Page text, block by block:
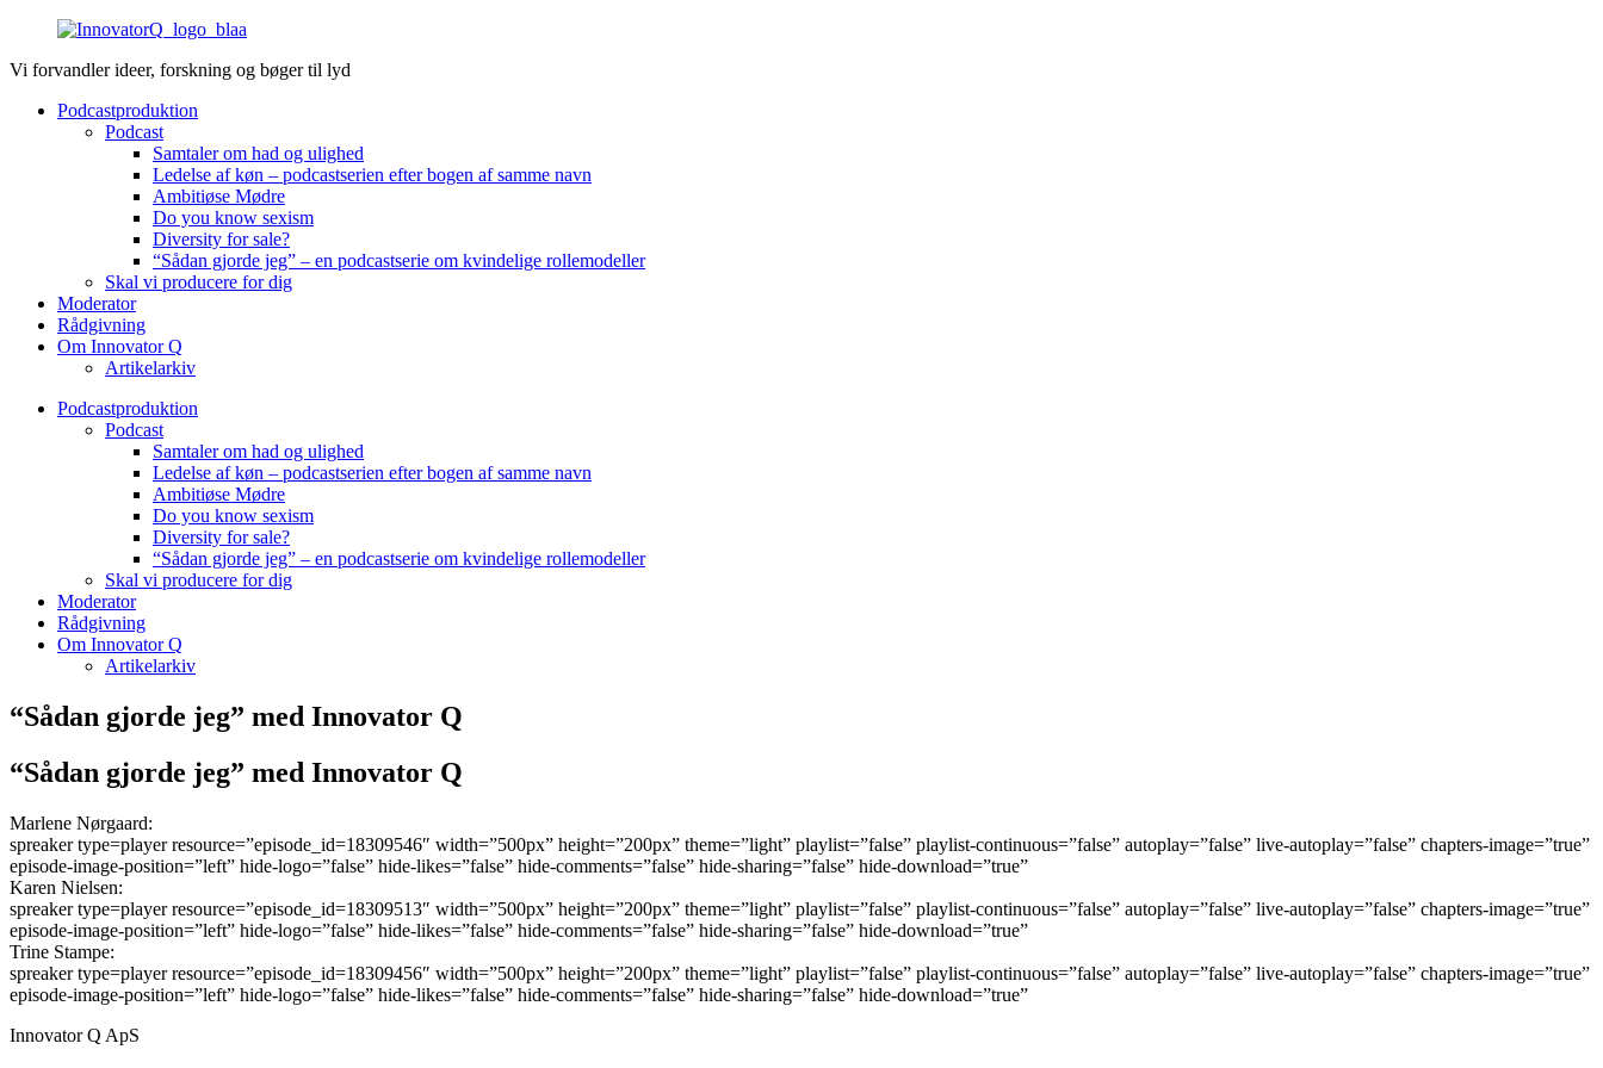
indhold
Vi forvandler ideer, forskning og bøger til lyd
Podcastproduktion
Podcast
Samtaler om had og ulighed
Ledelse af køn – podcastserien efter bogen af samme navn
Ambitiøse Mødre
Do you know sexism
Diversity for sale?
“Sådan gjorde jeg” – en podcastserie om kvindelige rollemodeller
Skal vi producere for dig
Moderator
Rådgivning
Om Innovator Q
Artikelarkiv
Podcastproduktion
Podcast
Samtaler om had og ulighed
Ledelse af køn – podcastserien efter bogen af samme navn
Ambitiøse Mødre
Do you know sexism
Diversity for sale?
“Sådan gjorde jeg” – en podcastserie om kvindelige rollemodeller
Skal vi producere for dig
Moderator
Rådgivning
Om Innovator Q
Artikelarkiv
“Sådan gjorde jeg” med Innovator Q
“Sådan gjorde jeg” med Innovator Q
Marlene Nørgaard:
spreaker type=player resource=”episode_id=18309546″ width=”500px” height=”200px” theme=”light” playlist=”false” playlist-continuous=”false” autoplay=”false” live-autoplay=”false” chapters-image=”true”
episode-image-position=”left” hide-logo=”false” hide-likes=”false” hide-comments=”false” hide-sharing=”false” hide-download=”true”
Karen Nielsen:
spreaker type=player resource=”episode_id=18309513″ width=”500px” height=”200px” theme=”light” playlist=”false” playlist-continuous=”false” autoplay=”false” live-autoplay=”false” chapters-image=”true”
episode-image-position=”left” hide-logo=”false” hide-likes=”false” hide-comments=”false” hide-sharing=”false” hide-download=”true”
Trine Stampe:
spreaker type=player resource=”episode_id=18309456″ width=”500px” height=”200px” theme=”light” playlist=”false” playlist-continuous=”false” autoplay=”false” live-autoplay=”false” chapters-image=”true”
episode-image-position=”left” hide-logo=”false” hide-likes=”false” hide-comments=”false” hide-sharing=”false” hide-download=”true”
Innovator Q ApS